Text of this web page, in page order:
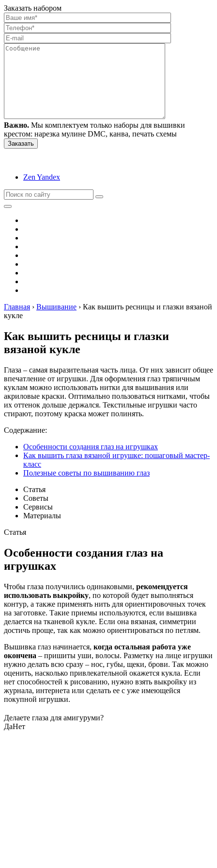
Заказать набором
Важно. Мы комплектуем только наборы для вышивки
крестом: нарезка мулине DMC, канва, печать схемы
Zen Yandex
Главная › Вышивание › Как вышить ресницы и глазки вязаной
кукле
Как вышить ресницы и глазки
вязаной кукле
Глаза – самая выразительная часть лица. От них зависит общее
впечатление от игрушки. Для оформления глаз тряпичным
куклам можно использовать нитки для вышивания или
акриловые краски. Оптимально пользоваться нитками, чтобы
их оттенок дольше держался. Текстильные игрушки часто
стирают, поэтому краска может полинять.
Содержание:
Особенности создания глаз на игрушках
Как вышить глаза вязаной игрушке: пошаговый мастер-
класс
Полезные советы по вышиванию глаз
Статья
Советы
Сервисы
Материалы
Статья
Особенности создания глаз на
игрушках
Чтобы глаза получились одинаковыми, рекомендуется
использовать выкройку, по которой будет выполняться
контур, а также применять нить для ориентировочных точек
на заготовке. Такие приемы используются, если вышивка
делается на тканевой кукле. Если она вязаная, симметрии
достичь проще, так как можно ориентироваться по петлям.
Вышивка глаз начинается, когда остальная работа уже
окончена – пришиты уши, волосы. Разметку на лице игрушки
нужно делать всю сразу – нос, губы, щеки, брови. Так можно
оценить, насколько привлекательной окажется кукла. Если
нет способностей к рисованию, нужно взять выкройку из
журнала, интернета или сделать ее с уже имеющейся
покупной игрушки.
Делаете глаза для амигуруми?
ДаНет